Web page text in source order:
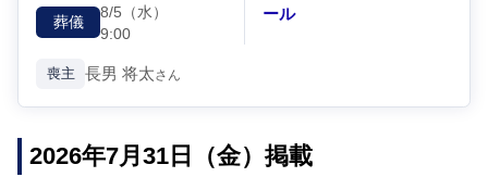
葬儀
8/5 （水）
9:00
ール
喪主 長男 将太さん
2026年7月31日（金）掲載